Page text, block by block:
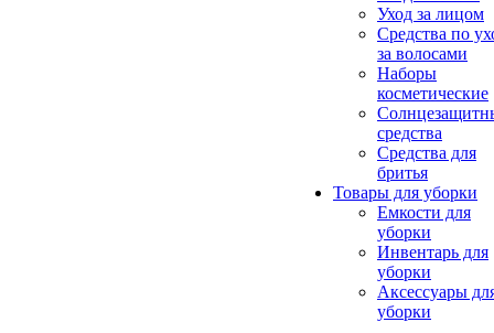
Уход за лицом
Средства по
за волосами
Наборы
косметические
средства
Средства для
бритья
Товары для уборки
Емкости для
уборки
Инвентарь для
уборки
Аксессуары
уборки